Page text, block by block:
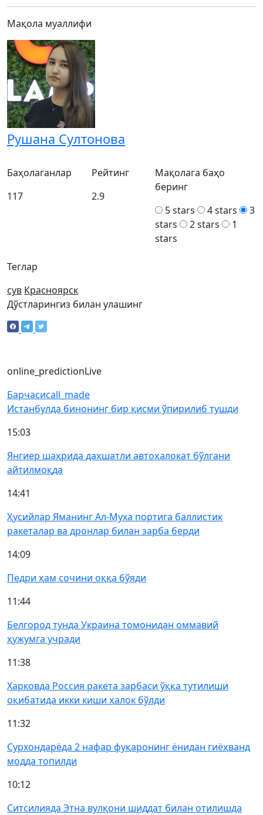
Мақола муаллифи
Рушана Султонова
Теглар
сув Красноярск
Баҳолаганлар
117
Рейтинг
2.9
Мақолага баҳо
беринг
5 stars
4 stars
3
stars
2 stars
1
stars
Дўстларингиз билан улашинг
online_predictionLive
Барчасиcall_made
Истанбулда бинонинг бир қисми ўпирилиб тушди
15:03
Янгиер шаҳрида даҳшатли автоҳалокат бўлгани
айтилмоқда
14:41
Ҳусийлар Яманинг Ал-Муха портига баллистик
ракеталар ва дронлар билан зарба берди
14:09
Педри ҳам сочини оққа бўяди
11:44
Белгород тунда Украина томонидан оммавий
ҳужумга учради
11:38
Харковда Россия ракета зарбаси ўққа тутилиши
оқибатида икки киши ҳалок бўлди
11:32
Сурхондарёда 2 нафар фуқаронинг ёнидан гиёҳванд
модда топилди
10:12
Ситсилияда Этна вулқони шиддат билан отилишда